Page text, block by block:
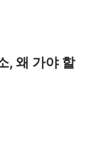
, 왜 가야 할